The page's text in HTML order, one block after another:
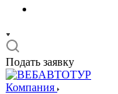
Подать заявку
Компания